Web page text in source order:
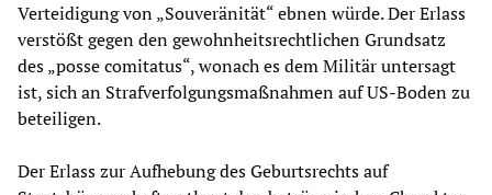
Verteidigung von „Souveränität“ ebnen würde. Der Erlass
verstößt gegen den gewohnheitsrechtlichen Grundsatz
des „posse comitatus“, wonach es dem Militär untersagt
ist, sich an Strafverfolgungsmaßnahmen auf US-Boden zu
beteiligen.
Der Erlass zur Aufhebung des Geburtsrechts auf